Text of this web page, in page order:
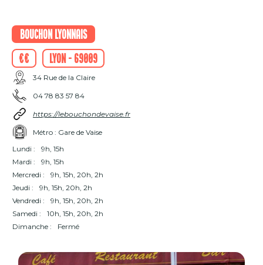
Bouchon Lyonnais
€€
Lyon - 69009
34 Rue de la Claire
04 78 83 57 84
https://lebouchondevaise.fr
Métro : Gare de Vaise
Lundi :
9h, 15h
Mardi :
9h, 15h
Mercredi :
9h, 15h, 20h, 2h
Jeudi :
9h, 15h, 20h, 2h
Vendredi :
9h, 15h, 20h, 2h
Samedi :
10h, 15h, 20h, 2h
Dimanche :
Fermé